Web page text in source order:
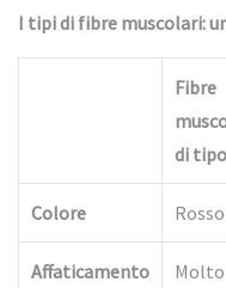
I tipi di fibre muscolari:
Fibre
di
Colore Rosso
Affaticamento
Molto